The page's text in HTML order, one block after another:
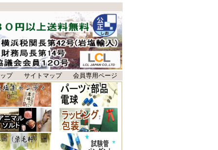
プ サイトマップ 会員専用ページ